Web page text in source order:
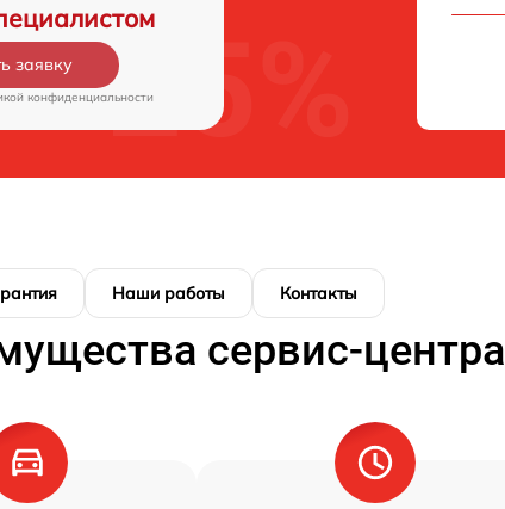
заявку
конфиденциальности
Наши работы Контакты
сервис-центра